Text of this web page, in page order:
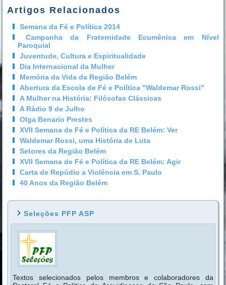
Artigos Relacionados
Semana da Fé e Política 2014
Campanha da Fraternidade Ecumênica em Nível
Paroquial
Juventude, Cultura e Espiritualidade
Dia Internacional da Mulher
Memória da Vida da Região Belém
Abertura da Escola de Fé e Política "Waldemar Rossi"
A Mulher na História: Filósofas Clássicas
A Rádio 9 de Julho
Olga Benario Prestes
XVII Semana de Fé e Política da RE Belém: Ver
Waldemar Rossi, uma História de Luta
Setores da Região Belém
XVII Semana de Fé e Política da RE Belém: Agir
Carta de Repúdio a Violência em S. Paulo
40 Anos da Região Belém
Seleções PFP ASP
Textos selecionados pelos membros e colaboradores da